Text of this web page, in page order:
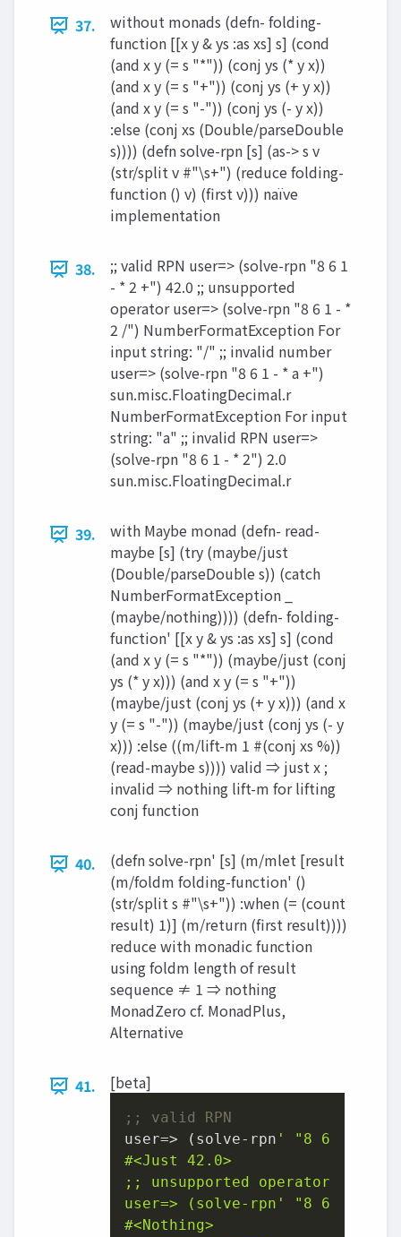
37.
without monads (defn- folding-
function [[x y & ys :as xs] s] (cond
(and x y (= s "*")) (conj ys (* y x))
(and x y (= s "+")) (conj ys (+ y x))
(and x y (= s "-")) (conj ys (- y x))
:else (conj xs (Double/parseDouble
s)))) (defn solve-rpn [s] (as-> s v
(str/split v #"\s+") (reduce folding-
function () v) (first v))) naïve
implementation
38.
;; valid RPN user=> (solve-rpn "8 6 1
- * 2 +") 42.0 ;; unsupported
operator user=> (solve-rpn "8 6 1 - *
2 /") NumberFormatException For
input string: "/" ;; invalid number
user=> (solve-rpn "8 6 1 - * a +")
sun.misc.FloatingDecimal.r
NumberFormatException For input
string: "a" ;; invalid RPN user=>
(solve-rpn "8 6 1 - * 2") 2.0
sun.misc.FloatingDecimal.r
39.
with Maybe monad (defn- read-
maybe [s] (try (maybe/just
(Double/parseDouble s)) (catch
NumberFormatException _
(maybe/nothing)))) (defn- folding-
function' [[x y & ys :as xs] s] (cond
(and x y (= s "*")) (maybe/just (conj
ys (* y x))) (and x y (= s "+"))
(maybe/just (conj ys (+ y x))) (and x
y (= s "-")) (maybe/just (conj ys (- y
x))) :else ((m/lift-m 1 #(conj xs %))
(read-maybe s)))) valid ⇒ just x ;
invalid ⇒ nothing lift-m for lifting
conj function
40.
(defn solve-rpn' [s] (m/mlet [result
(m/foldm folding-function' ()
(str/split s #"\s+")) :when (= (count
result) 1)] (m/return (first result))))
reduce with monadic function
using foldm length of result
sequence ≠ 1 ⇒ nothing
MonadZero cf. MonadPlus,
Alternative
41. [beta]
;; valid RPN
user=> (solve-rpn ' "8 6
#<Just 42.0>
;; unsupported operator
user=> (solve-rpn'
"8 6
#<Nothing>